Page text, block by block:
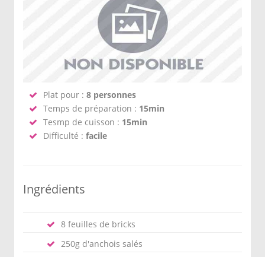
Plat pour : 8 personnes
Temps de préparation : 15min
Tesmp de cuisson : 15min
Difficulté : facile
Ingrédients
8 feuilles de bricks
250g d'anchois salés